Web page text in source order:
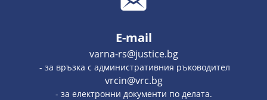
E-mail
varna-rs@justice.bg
- за връзка с административния ръководител
vrcin@vrc.bg
- за електронни документи по делата.